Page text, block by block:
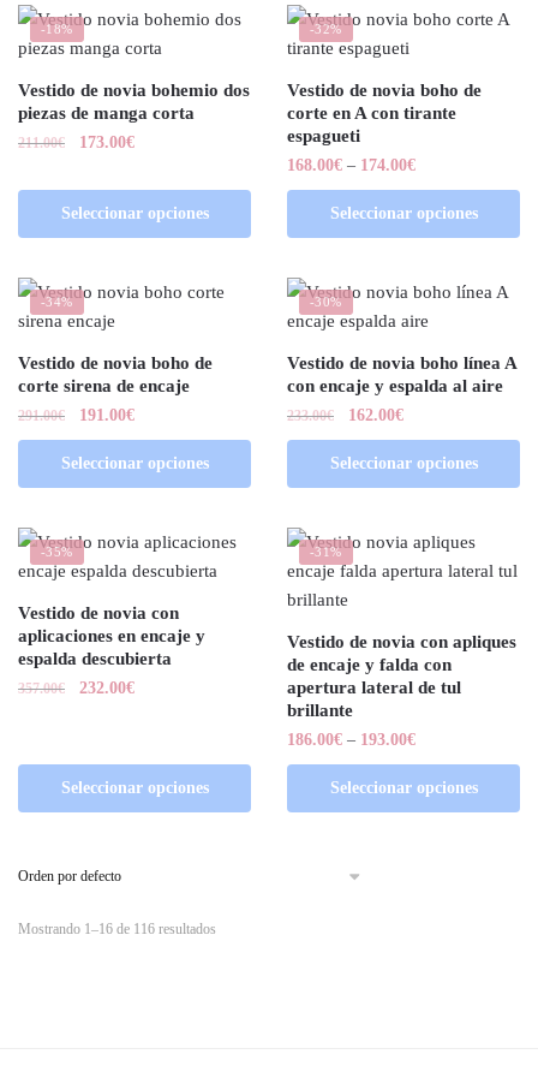
-18%
Vestido de novia bohemio dos
piezas de manga corta
211.00€ 173.00€
Seleccionar opciones
-32%
Vestido de novia boho de
corte en A con tirante
espagueti
168.00€ – 174.00€
Seleccionar opciones
-34%
Vestido de novia boho de
corte sirena de encaje
291.00€ 191.00€
Seleccionar opciones
-30%
Vestido de novia boho línea A
con encaje y espalda al aire
233.00€ 162.00€
Seleccionar opciones
-35%
Vestido de novia con
aplicaciones en encaje y
espalda descubierta
357.00€ 232.00€
Seleccionar opciones
-31%
Vestido de novia con apliques
de encaje y falda con
apertura lateral de tul
brillante
186.00€ – 193.00€
Seleccionar opciones
Mostrando 1–16 de 116 resultados